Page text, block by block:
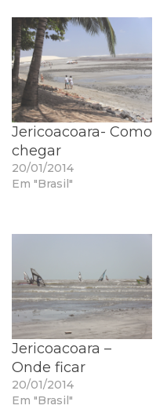
Jericoacoara- Como
chegar
20/01/2014
Em "Brasil"
Jericoacoara –
Onde ficar
20/01/2014
Em "Brasil"